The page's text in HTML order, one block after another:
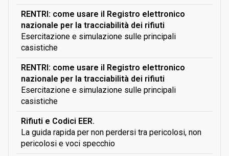
RENTRI: come usare il Registro elettronico
nazionale per la tracciabilità dei rifiuti
Esercitazione e simulazione sulle principali
casistiche
RENTRI: come usare il Registro elettronico
nazionale per la tracciabilità dei rifiuti
Esercitazione e simulazione sulle principali
casistiche
Rifiuti e Codici EER.
La guida rapida per non perdersi tra pericolosi, non
pericolosi e voci specchio